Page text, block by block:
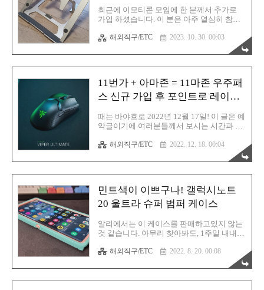
https://partners.coupang.com/ Coupang
Partners 쿠팡과 함께 수익을 창출해보세요
partners.coupang.com 먼저 할 일은 당연히 쿠
팡 파트너스 회원 가입입니다. 위의 공식 홈
페이지에 접속 후 회원 가입을 진행합니다.
만약 ..
최근에 이모티콘 모임에 한 분께서 추가로
가입 하셨습니다. 이 분은 아주 열심히 참여
하는 시점에서 벌써 한 달도 안 되었는데 두
개나 제출을 끝낸 상태입니다. 어마무시한
작업 속도네요. 원래 웹툰 입시 미술을 하셨
던 분이라 그런지 그 감이 몸에 베어있는 듯
눈에 띄는 아이템이 있었으니, 그것은 다름
아닌 아이패드용 드로잉 받침대였습니다. 뭔
가 상당히 편해보여서 잠깐 빌려서 사용해봤
습니다. 확실히 거북목에 도움이 되는게 느
껴졌습니다. 체험 후 이건 구매해야겠다는
생각에 집에 오자마자 바로 주문을 했습니
다. 이 제품은 쿠팡에서 구매했습니다. 제 티
스토리에 자주 오시는 분들은 잘 아시겠지만
보통 전 알리익스프레스에서 구매..
해외직구/ETC 2023. 10. 30. 00:03
11번가 + 아마존 = 11마존 우주패
스 신규 가입 후 포인트로 레이저
때는 바야흐로 2022년 12월 17일! 이 글은 예
약글이기에 여러분들께서 보시는 시간과 글
하루 차이지만요. 참고해주시기 바랍니다.
이 글의 작성 목적은 11번가의 구독형 서비
스라 할 수 있는 우주패스의 사용 요령 및 사
용자의 이익적인 부분이 무엇인지에 대해 알
되는 포인트를 잘 활용해 주신다면 매우 유
익한 11번가 쇼핑이 될 것입니다. 더불어 레
이저 무선 마우스 할인 소식도 전해드리구
요. Razer (레이저) 바이퍼 얼티메이트 클래
식 무선 게이밍 마우스 할인 우연히 발견한
레이저 브랜드의 할인 소식! 근데 진짜 타이
밍이라는게 있나봐요. 제가 또 마침 마우스
를 다른걸로 바꿀 각을 재고 있었거든요. 할
인 소식을 진짜 절..
해외직구/ETC 2022. 12. 18. 00:04
민트색이 이쁘구나! 갤럭시노트
20 울트라 슈퍼 범퍼 케이스
알리에서는 이 케이스를 판매하고있지 않는
것 같습니다. 아무리 찾아봐도, 1주일 내내
결국 최후의 수단으로 위시를 검색해 봅니
다. 그리고 마침내 이곳에서 발견을 하게 됩
니다. 보는 순간 구매를 해야겠다고 바로 결
심하게된 케이스입니다. 말로 백날 떠들어봐
해외직구/ETC 2022. 8. 20. 00:08